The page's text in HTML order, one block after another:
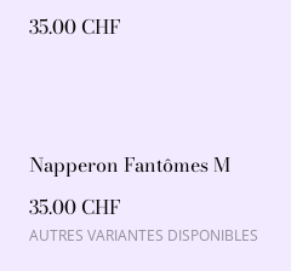
35.00 CHF
Napperon Fantômes M
35.00 CHF
AUTRES VARIANTES DISPONIBLES